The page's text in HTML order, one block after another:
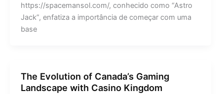
https://spacemansol.com/, conhecido como “Astro
Jack”, enfatiza a importância de começar com uma
base
The Evolution of Canada’s Gaming
Landscape with Casino Kingdom